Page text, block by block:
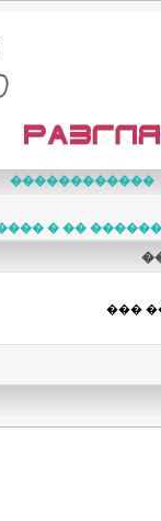
������������
� ��
���